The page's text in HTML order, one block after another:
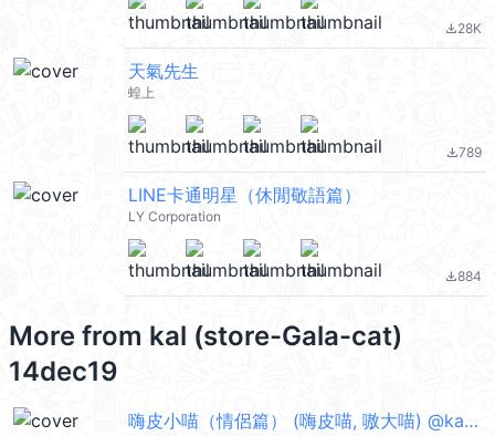
file_download28K
天氣先生
蝗上
file_download789
LINE卡通明星（休閒敬語篇）
LY Corporation
file_download884
More from kal (store-Gala-cat)
14dec19
嗨皮小喵（情侶篇） (嗨皮喵, 嗷大喵) @kal_pc